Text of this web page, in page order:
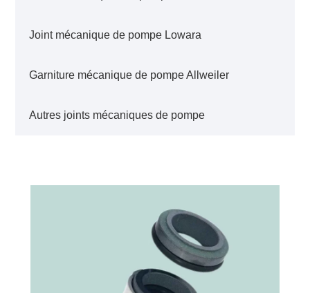
Joint mécanique de pompe Lowara
Garniture mécanique de pompe Allweiler
Autres joints mécaniques de pompe